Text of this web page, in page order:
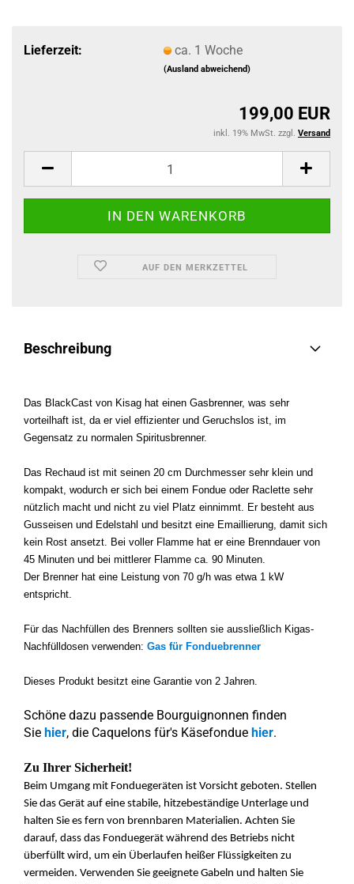
Lieferzeit: ca. 1 Woche
(Ausland abweichend)
199,00 EUR
inkl. 19% MwSt. zzgl. Versand
AUF DEN MERKZETTEL
Beschreibung
Das BlackCast von Kisag hat einen Gasbrenner, was sehr
vorteilhaft ist, da er viel effizienter und Geruchslos ist, im
Gegensatz zu normalen Spiritusbrenner.
Das Rechaud ist mit seinen 20 cm Durchmesser sehr klein und
kompakt, wodurch er sich bei einem Fondue oder Raclette sehr
nützlich macht und nicht zu viel Platz einnimmt. Er besteht aus
Gusseisen und Edelstahl und besitzt eine Emaillierung, damit sich
kein Rost ansetzt. Bei voller Flamme hat er eine Brenndauer von
45 Minuten und bei mittlerer Flamme ca. 90 Minuten.
Der Brenner hat eine Leistung von 70 g/h was etwa 1 kW
entspricht.
Für das Nachfüllen des Brenners sollten sie aussließlich Kigas-
Nachfülldosen verwenden: Gas für Fonduebrenner
Dieses Produkt besitzt eine Garantie von 2 Jahren.
Schöne dazu passende Bourguignonnen finden
Sie hier, die Caquelons für's Käsefondue hier.
Zu Ihrer Sicherheit!
Beim Umgang mit Fonduegeräten ist Vorsicht geboten. Stellen
Sie das Gerät auf eine stabile, hitzebeständige Unterlage und
halten Sie es fern von brennbaren Materialien. Achten Sie
darauf, dass das Fonduegerät während des Betriebs nicht
überfüllt wird, um ein Überlaufen heißer Flüssigkeiten zu
vermeiden. Verwenden Sie geeignete Gabeln und halten Sie